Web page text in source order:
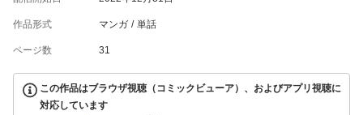
作品形式 マンガ 単話
ページ数 31
この作品はブラウザ視聴（コミックビューア）、およびアプリ視聴に
対応しています